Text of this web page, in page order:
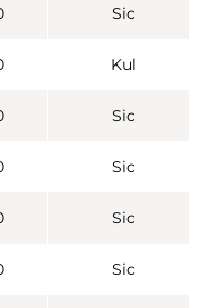
Sic
Kul
Sic
Sic
Sic
Sic